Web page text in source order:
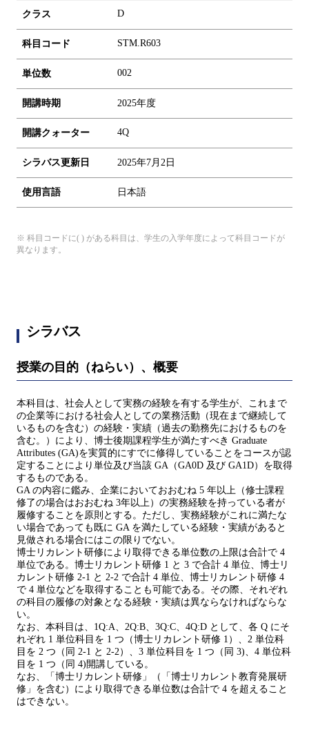
クラス D
科目コード STM.R603
単位数 002
開講時期 2025年度
開講クォーター 4Q
シラバス更新日 2025年7月2日
使用言語 日本語
※ 科目コードに( ) がある科目は、学生の入学年度によって科目コードが
異なります。
シラバス
授業の目的（ねらい）、概要
本科目は、社会人として実務の経験を有する学生が、これまで
の企業等における社会人としての業務活動（現在まで継続して
いるものを含む）の経験・実績（過去の勤務先におけるものを
含む。）により、博士後期課程学生が満たすべき Graduate
Attributes (GA)を実質的にすでに修得していることをコースが認
定することにより単位及び当該 GA（GA0D 及び GA1D）を取得
するものである。
GA の内容に鑑み、企業においておおむね 5 年以上（修士課程
修了の場合はおおむね 3年以上）の実務経験を持っている者が
履修することを原則とする。ただし、実務経験がこれに満たな
い場合であっても既に GA を満たしている経験・実績があると
見做される場合にはこの限りでない。
博士リカレント研修により取得できる単位数の上限は合計で 4
単位である。博士リカレント研修 1 と 3 で合計 4 単位、博士リ
カレント研修 2-1 と 2-2 で合計 4 単位、博士リカレント研修 4
で 4 単位などを取得することも可能である。その際、それぞれ
の科目の履修の対象となる経験・実績は異ならなければならな
い。
なお、本科目は、1Q:A、2Q:B、3Q:C、4Q:D として、各 Q にそ
れぞれ 1 単位科目を 1 つ（博士リカレント研修 1）、2 単位科
目を 2 つ（同 2-1 と 2-2）、3 単位科目を 1 つ（同 3)、4 単位科
目を 1 つ（同 4)開講している。
なお、「博士リカレント研修」（「博士リカレント教育発展研
修」を含む）により取得できる単位数は合計で 4 を超えること
はできない。